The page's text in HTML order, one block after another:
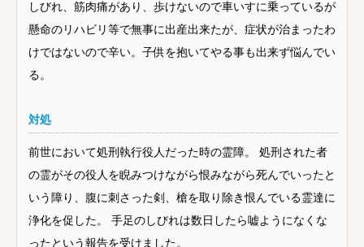
しびれ、筋肉痛があり、歩けないので車いすに乗っているが
懸命のリハビリ等で無事に出産出来たが、症状が治まったわ
けではないので辛い。子供を抱いてやる事も出来ず悩んでい
る。
対処
前世において処刑執行役人だった時の霊障。 処刑された者
の霊がその役人を睨みつけながら恨みながら死んでいったと
いう障り、腹に刺さった剣、槍を取り除き恨んでいる霊達に
浄化を促した。 手足のしびれは数日したら嘘ようになくな
ったという報告を受けました。